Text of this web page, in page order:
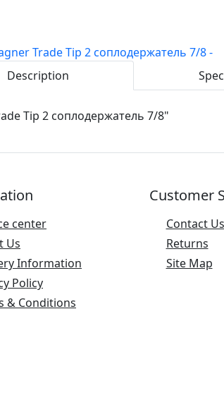
Description
Tip 2 соплодержатель 7/8"
center
Us
Information
Policy
& Conditions
Customer
Contact Us
Returns
Site Map